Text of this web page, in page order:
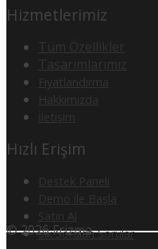
Hizmetlerimiz
Tüm Özellikler
Tasarımlarımız
Fiyatlandırma
Hakkımızda
İletişim
Hızlı Erişim
Destek Paneli
Demo ile Başla
Satın Al
Sık Sorulan Sorular
© 2026 Frizma